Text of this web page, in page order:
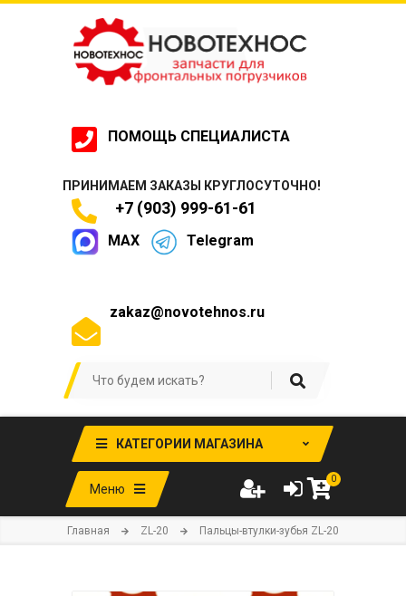
ПОМОЩЬ СПЕЦИАЛИСТА
ПРИНИМАЕМ ЗАКАЗЫ КРУГЛОСУТОЧНО!
+7 (903) 999-61-61
MAX Telegram
zakaz@novotehnos.ru
КАТЕГОРИИ МАГАЗИНА
Меню
0
Главная ZL-20 Пальцы-втулки-зубья ZL-20